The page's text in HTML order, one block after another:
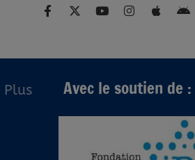
Plus Avec le soutien de :